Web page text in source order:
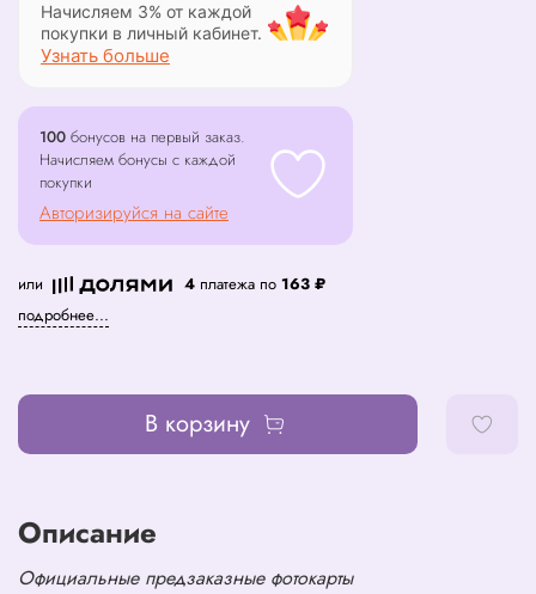
Начисляем 3% от каждой
покупки в личный кабинет.
Узнать больше
100 бонусов на первый заказ.
Начисляем бонусы с каждой
покупки
Авторизируйся на сайте
или 4 платежа по 163 ₽
подробнее...
В корзину
Описание
Официальные предзаказные фотокарты